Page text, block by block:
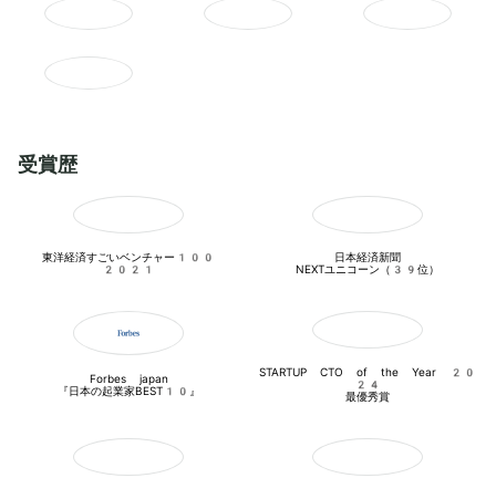
受賞歴
東洋経済すごいベンチャー100
2021
日本経済新聞
NEXTユニコーン（39位）
Forbes japan
『日本の起業家BEST10』
STARTUP CTO of the Year 20
24
最優秀賞